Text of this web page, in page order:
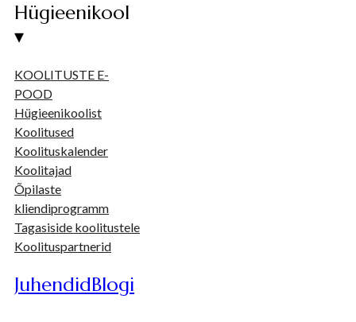
Hügieenikool
▾
KOOLITUSTE E-
POOD
Hügieenikoolist
Koolitused
Koolituskalender
Koolitajad
Õpilaste
kliendiprogramm
Tagasiside koolitustele
Koolituspartnerid
JuhendidBlogi